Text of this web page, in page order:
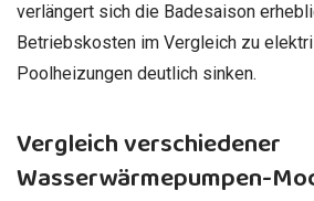
verlängert sich die Badesaison
Betriebskosten im Vergleich zu
Poolheizungen deutlich sinken.
Vergleich verschiedener
Wasserwärmepumpen-